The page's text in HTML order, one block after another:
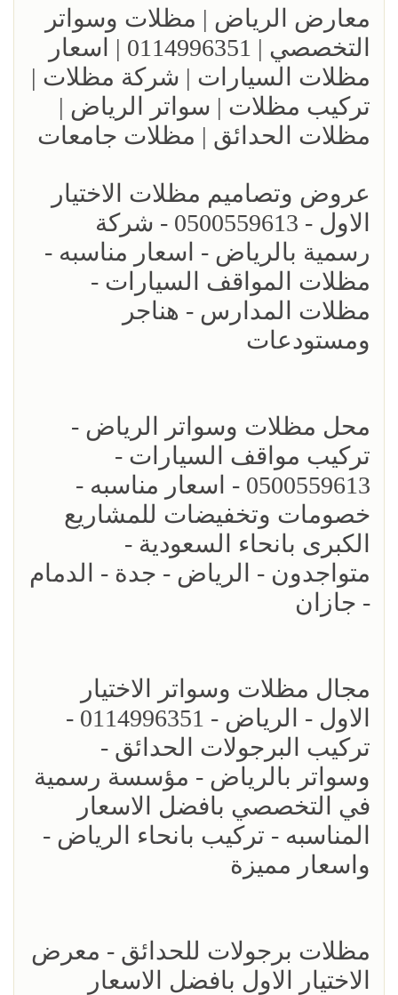
معارض الرياض | مظلات وسواتر
التخصصي | 0114996351 | اسعار
مظلات السيارات | شركة مظلات |
تركيب مظلات | سواتر الرياض |
مظلات الحدائق | مظلات جامعات
عروض وتصاميم مظلات الاختيار
الاول - 0500559613 - شركة
رسمية بالرياض - اسعار مناسبه -
مظلات المواقف السيارات -
مظلات المدارس - هناجر
ومستودعات
محل مظلات وسواتر الرياض -
تركيب مواقف السيارات -
0500559613 - اسعار مناسبه -
خصومات وتخفيضات للمشاريع
الكبرى بانحاء السعودية -
متواجدون - الرياض - جدة - الدمام
- جازان
مجال مظلات وسواتر الاختيار
الاول - الرياض - 0114996351 -
تركيب البرجولات الحدائق -
وسواتر بالرياض - مؤسسة رسمية
في التخصصي بافضل الاسعار
المناسبه - تركيب بانحاء الرياض -
واسعار مميزة
مظلات برجولات للحدائق - معرض
الاختيار الاول بافضل الاسعار